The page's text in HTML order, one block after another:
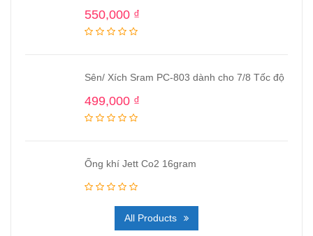
550,000 ₫
Sên/ Xích Sram PC-803 dành cho 7/8 Tốc độ
499,000 ₫
Ống khí Jett Co2 16gram
All Products